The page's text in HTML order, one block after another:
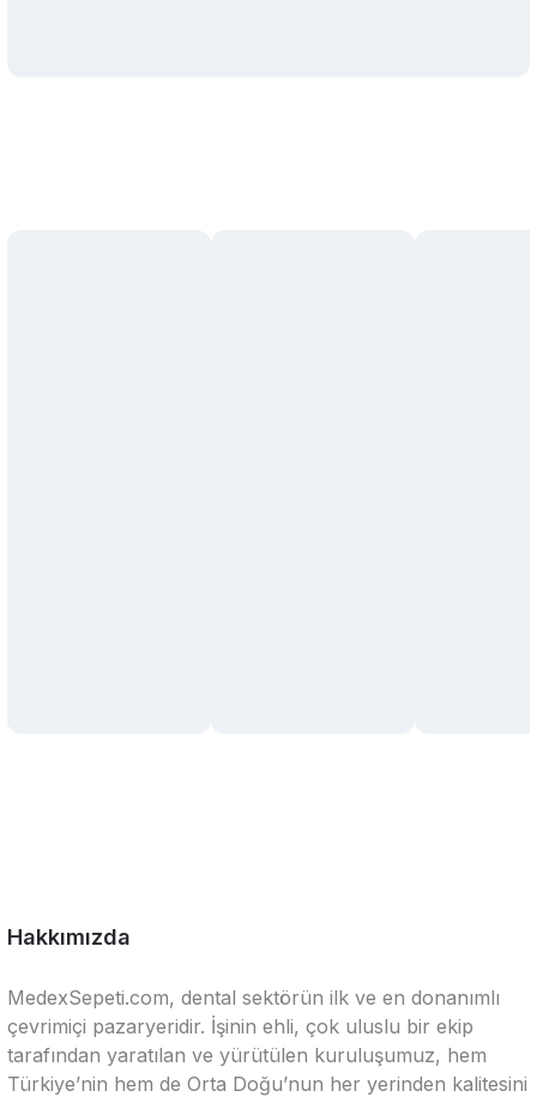
Hakkımızda
MedexSepeti.com, dental sektörün ilk ve en donanımlı
çevrimiçi pazaryeridir. İşinin ehli, çok uluslu bir ekip
tarafından yaratılan ve yürütülen kuruluşumuz, hem
Türkiye’nin hem de Orta Doğu’nun her yerinden kalitesini